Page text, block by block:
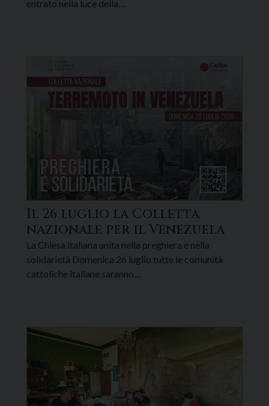
entrato nella luce della…
Il 26 luglio la Colletta
nazionale per il Venezuela
La Chiesa italiana unita nella preghiera e nella
solidarietà Domenica 26 luglio tutte le comunità
cattoliche italiane saranno…